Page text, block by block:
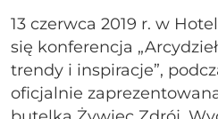
13 czerwca 2019 r. w
się konferencja
trendy i inspiracje”,
oficjalnie